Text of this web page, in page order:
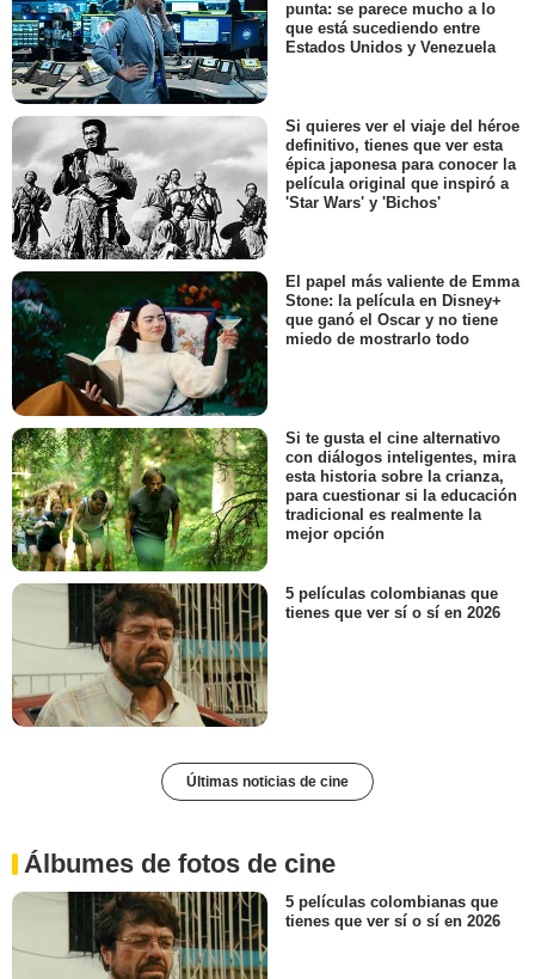
punta: se parece mucho a lo
que está sucediendo entre
Estados Unidos y Venezuela
Si quieres ver el viaje del héroe
definitivo, tienes que ver esta
épica japonesa para conocer la
película original que inspiró a
'Star Wars' y 'Bichos'
El papel más valiente de Emma
Stone: la película en Disney+
que ganó el Oscar y no tiene
miedo de mostrarlo todo
Si te gusta el cine alternativo
con diálogos inteligentes, mira
esta historia sobre la crianza,
para cuestionar si la educación
tradicional es realmente la
mejor opción
5 películas colombianas que
tienes que ver sí o sí en 2026
Últimas noticias de cine
Álbumes de fotos de cine
5 películas colombianas que
tienes que ver sí o sí en 2026